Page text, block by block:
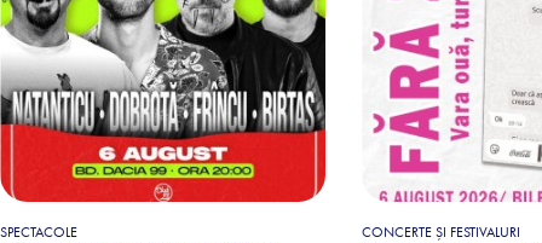
SPECTACOLE CONCERTE ȘI FESTIVALURI